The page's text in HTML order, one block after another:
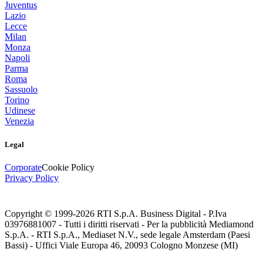
Juventus
Lazio
Lecce
Milan
Monza
Napoli
Parma
Roma
Sassuolo
Torino
Udinese
Venezia
Legal
CorporateCookie Policy
Privacy Policy
Copyright © 1999-2026 RTI S.p.A. Business Digital - P.Iva
03976881007 - Tutti i diritti riservati - Per la pubblicità Mediamond
S.p.A. - RTI S.p.A., Mediaset N.V., sede legale Amsterdam (Paesi
Bassi) - Uffici Viale Europa 46, 20093 Cologno Monzese (MI)